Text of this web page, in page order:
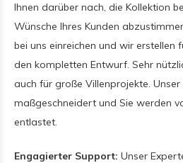
Ihnen darüber nach, die Kollektion
Wünsche Ihres Kunden
bei uns einreichen und wir erstellen
den kompletten Entwurf. Sehr
auch für große Villenprojekte.
maßgeschneidert und Sie werden
entlastet.
Engagierter Support: Unser